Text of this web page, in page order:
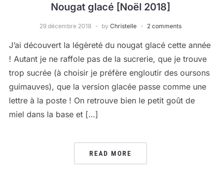
Nougat glacé [Noël 2018]
29 décembre 2018 by Christelle 2 comments
J’ai découvert la légèreté du nougat glacé cette année
! Autant je ne raffole pas de la sucrerie, que je trouve
trop sucrée (à choisir je préfère engloutir des oursons
guimauves), que la version glacée passe comme une
lettre à la poste ! On retrouve bien le petit goût de
miel dans la base et […]
READ MORE